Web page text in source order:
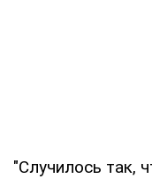
"Случилось так,